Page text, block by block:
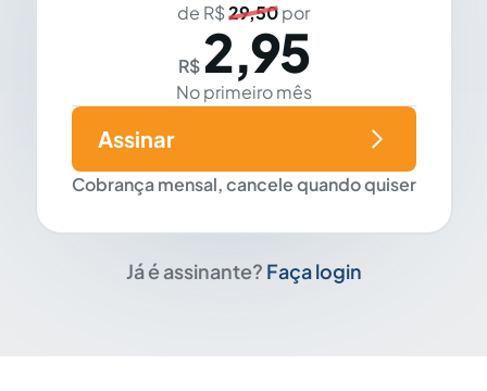
de R$29,50por
R$ 2,95
No primeiro mês
Cobrança mensal, cancele quando quiser
Assinar
Já é assinante? Faça login